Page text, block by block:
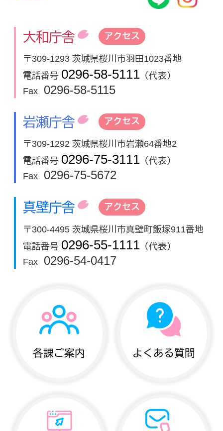
大和庁舎 アクセス
〒309-1293 茨城県桜川市羽田1023番地
電話番号 0296-58-5111 （代表）
Fax
0296-58-5115
岩瀬庁舎 アクセス
〒309-1292 茨城県桜川市岩瀬64番地2
電話番号 0296-75-3111 （代表）
Fax
0296-75-5672
真壁庁舎 アクセス
〒300-4495 茨城県桜川市真壁町飯塚911番地
電話番号 0296-55-1111 （代表）
Fax
0296-54-0417
各課ご案内 よくある質問